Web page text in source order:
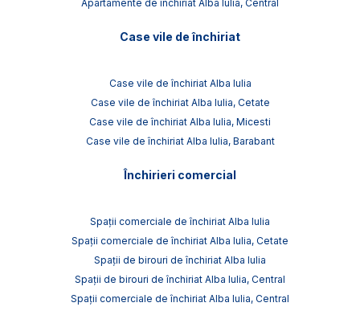
Apartamente de închiriat Alba Iulia, Central
Case vile de închiriat
Case vile de închiriat Alba Iulia
Case vile de închiriat Alba Iulia, Cetate
Case vile de închiriat Alba Iulia, Micesti
Case vile de închiriat Alba Iulia, Barabant
Închirieri comercial
Spații comerciale de închiriat Alba Iulia
Spații comerciale de închiriat Alba Iulia, Cetate
Spații de birouri de închiriat Alba Iulia
Spații de birouri de închiriat Alba Iulia, Central
Spații comerciale de închiriat Alba Iulia, Central